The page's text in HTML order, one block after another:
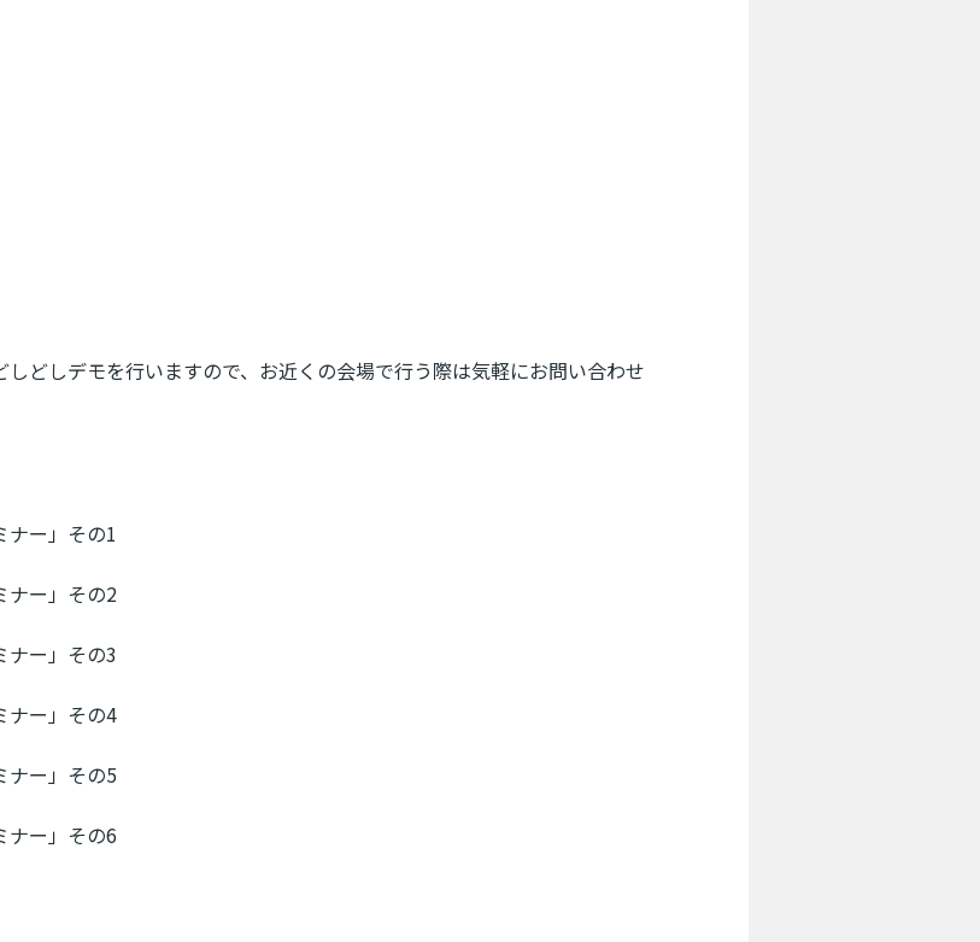
どしデモを行いますので、お近くの会場で行う際は気軽にお問い合わせ